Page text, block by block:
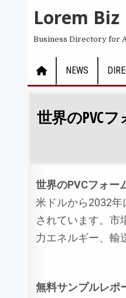
Lorem Biz
Business Directory for
NEWS
世界のPVC
世界のPVCフォー
米ドルから2032年
されています。市
力エネルギー、輸
無料サンプルレポ